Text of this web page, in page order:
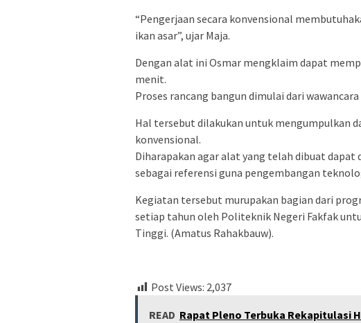
“Pengerjaan secara konvensional
ikan asar”, ujar Maja.
Dengan alat ini Osmar mengklaim dapat
menit.
Proses rancang bangun dimulai dari
Hal tersebut dilakukan untuk mengumpulkan
konvensional.
Diharapakan agar alat yang telah dibuat
sebagai referensi guna pengembangan
Kegiatan tersebut murupakan bagian dari
setiap tahun oleh Politeknik Negeri Fakfak
Tinggi. (Amatus Rahakbauw).
Post Views: 2,037
READ Rapat Pleno Terbuka Rekapitulasi